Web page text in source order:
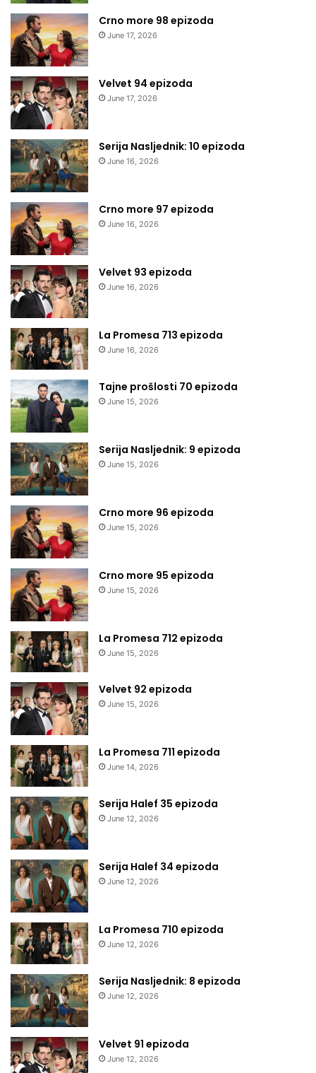
Crno more 98 epizoda
June 17, 2026
Velvet 94 epizoda
June 17, 2026
Serija Nasljednik: 10 epizoda
June 16, 2026
Crno more 97 epizoda
June 16, 2026
Velvet 93 epizoda
June 16, 2026
La Promesa 713 epizoda
June 16, 2026
Tajne prošlosti 70 epizoda
June 15, 2026
Serija Nasljednik: 9 epizoda
June 15, 2026
Crno more 96 epizoda
June 15, 2026
Crno more 95 epizoda
June 15, 2026
La Promesa 712 epizoda
June 15, 2026
Velvet 92 epizoda
June 15, 2026
La Promesa 711 epizoda
June 14, 2026
Serija Halef 35 epizoda
June 12, 2026
Serija Halef 34 epizoda
June 12, 2026
La Promesa 710 epizoda
June 12, 2026
Serija Nasljednik: 8 epizoda
June 12, 2026
Velvet 91 epizoda
June 12, 2026